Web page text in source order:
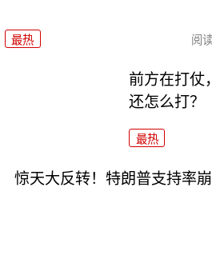
最热 阅
前方在打仗
还怎么打？
最热
惊天大反转！特朗普支持率